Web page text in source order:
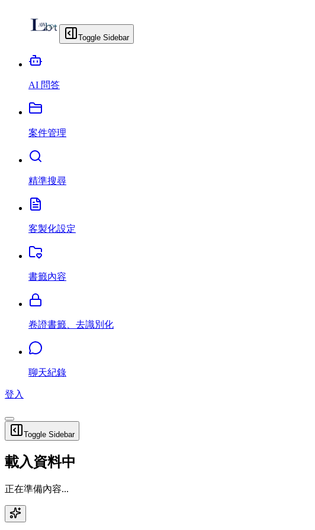
Toggle Sidebar
AI 問答
案件管理
精準搜尋
客製化設定
書籤內容
卷證書籤、去識別化
聊天紀錄
登入
Toggle Sidebar
載入資料中
正在準備內容...